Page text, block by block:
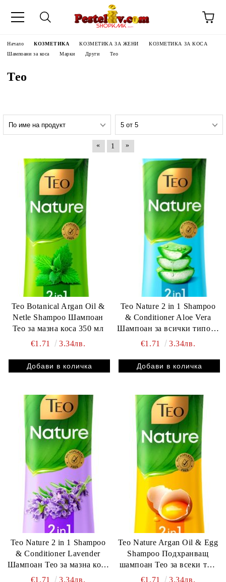
НА
Начало КОЗМЕТИКА КОЗМЕТИКА ЗА ЖЕНИ
КОЗМЕТИКА ЗА КОСА
Шампоани за коса
Марки Други Тео
Тео
« 1 »
Teo Botanical Argan Oil &
Netle Shampoo Шампоан
Тео за мазна коса 350 мл
€1.71
3.34лв.
Teo Nature 2 in 1 Shampoo
& Conditioner Aloe Vera
Шампоан за всички типове
коса 350 мл
€1.71 3.34лв.
Teo Nature 2 in 1 Shampoo
& Conditioner Lavender
Шампоан Тео за мазна коса
350 мл
€1.71 3.34лв.
Teo Nature Argan Oil & Egg
Shampoo Подхранващ
шампоан Teo за всеки тип
коса 350 мл
€1.71 3.34лв.